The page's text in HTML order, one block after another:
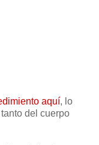
aquí, lo
del cuerpo